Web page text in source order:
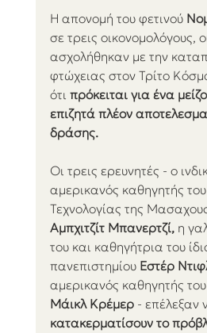
Η απονομή του φετινού
σε τρεις οικονομολόγους,
ασχολήθηκαν με την
φτώχειας στον Τρίτο
ότι πρόκειται για ένα
επιζητά πλέον
δράσης.
Οι τρεις ερευνητές - ο
αμερικανός καθηγητής του
Τεχνολογίας της
Αμπχιτζίτ Μπανερτζί, η
του και καθηγήτρια του
πανεπιστημίου Εστέρ
αμερικανός καθηγητής
Μάικλ Κρέμερ - επέλεξαν
κατακερματίσουν το